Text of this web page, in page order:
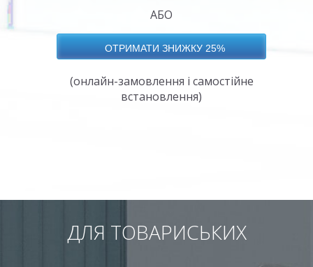
АБО
(онлайн-замовлення і самостійне
встановлення)
ДЛЯ ТОВАРИСЬКИХ